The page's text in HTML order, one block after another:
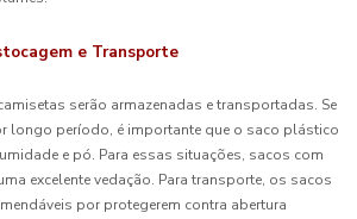
e Transporte
serão armazenadas e transportadas. Se
longo período, é importante que o saco plástico
e pó. Para essas situações, sacos com
excelente vedação. Para transporte, os sacos
por protegerem contra abertura